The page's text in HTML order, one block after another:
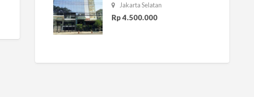
Jakarta Selatan
Rp 4.500.000